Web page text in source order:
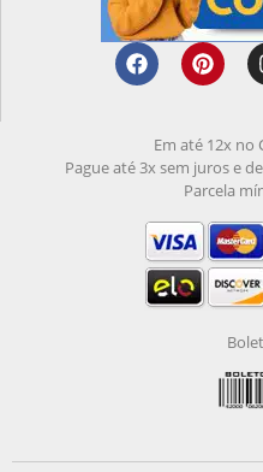
Em até 12x no
Pague até 3x sem juros e
Parcela